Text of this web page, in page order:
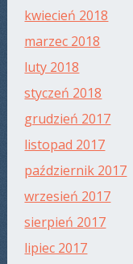
kwiecień 2018
marzec 2018
luty 2018
styczeń 2018
grudzień 2017
listopad 2017
październik 2017
wrzesień 2017
sierpień 2017
lipiec 2017